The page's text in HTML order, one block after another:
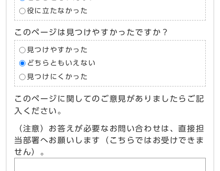
役に立たなかった
このページは見つけやすかったですか？
見つけやすかった
どちらともいえない
見つけにくかった
このページに関してのご意見がありましたらご記
入ください。
（注意）お答えが必要なお問い合わせは、直接担
当部署へお願いします（こちらではお受けできま
せん）。